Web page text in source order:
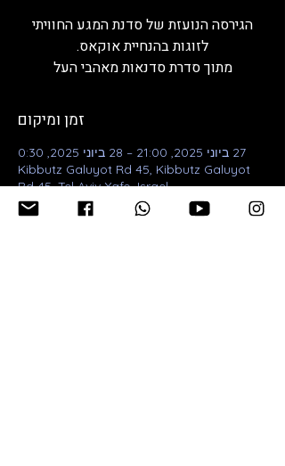
הגירסה הנועזת של סדנת המגע החוויתי
מתוך סדרת סדנאות מאהבי העל
זמן ומיקום
27 ביוני 2025, 21:00 – 28 ביוני 2025, 0:30
Kibbutz Galuyot Rd 45, Kibbutz Galuyot
Rd 45, Tel Aviv-Yafo, Israel